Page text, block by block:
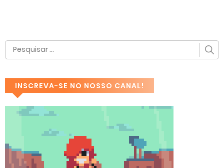
INSCREVA-SE NO NOSSO CANAL!